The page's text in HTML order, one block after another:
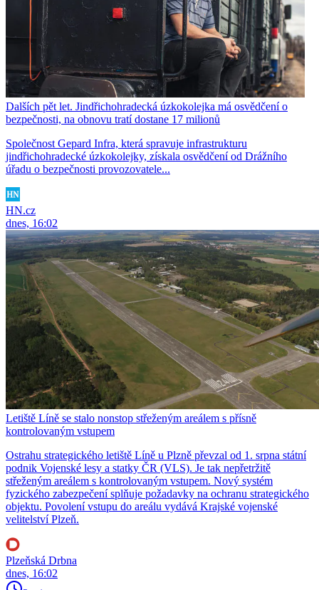
Dalších pět let. Jindřichohradecká úzkokolejka má osvědčení o
bezpečnosti, na obnovu tratí dostane 17 milionů
Společnost Gepard Infra, která spravuje infrastrukturu
jindřichohradecké úzkokolejky, získala osvědčení od Drážního
úřadu o bezpečnosti provozovatele...
HN.cz
dnes, 16:02
Letiště Líně se stalo nonstop střeženým areálem s přísně
kontrolovaným vstupem
Ostrahu strategického letiště Líně u Plzně převzal od 1. srpna státní
podnik Vojenské lesy a statky ČR (VLS). Je tak nepřetržitě
střeženým areálem s kontrolovaným vstupem. Nový systém
fyzického zabezpečení splňuje požadavky na ochranu strategického
objektu. Povolení vstupu do areálu vydává Krajské vojenské
velitelství Plzeň.
Plzeňská Drbna
dnes, 16:02